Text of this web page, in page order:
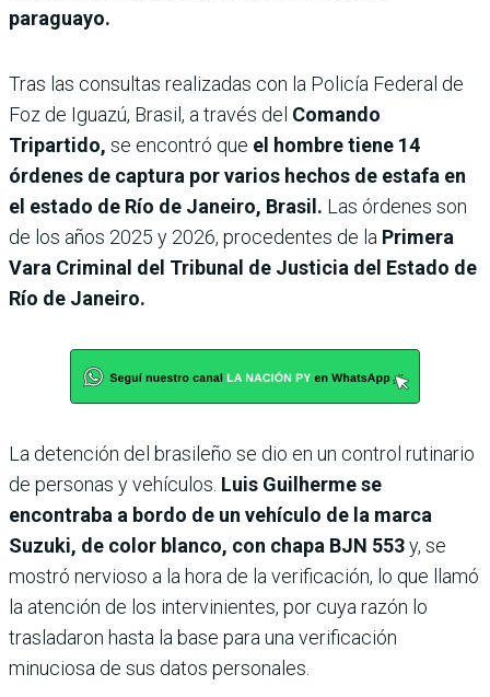
paraguayo.
Tras las consultas realizadas con la Policía Federal de
Foz de Iguazú, Brasil, a través del Comando
Tripartido, se encontró que el hombre tiene 14
órdenes de captura por varios hechos de estafa en
el estado de Río de Janeiro, Brasil. Las órdenes son
de los años 2025 y 2026, procedentes de la Primera
Vara Criminal del Tribunal de Justicia del Estado de
Río de Janeiro.
La detención del brasileño se dio en un control rutinario
de personas y vehículos. Luis Guilherme se
encontraba a bordo de un vehículo de la marca
Suzuki, de color blanco, con chapa BJN 553y, se
mostró nervioso a la hora de la verificación, lo que llamó
la atención de los intervinientes, por cuya razón lo
trasladaron hasta la base para una verificación
minuciosa de sus datos personales.